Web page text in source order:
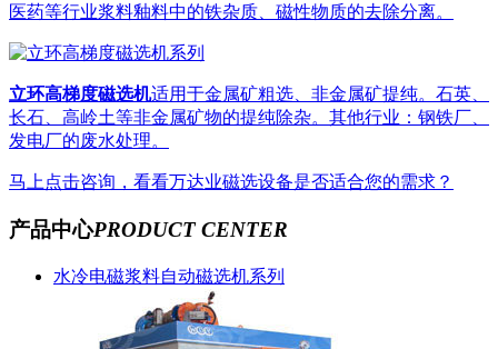
医药等行业浆料釉料中的铁杂质、磁性物质的去除分离。
立环高梯度磁选机适用于金属矿粗选、非金属矿提纯。石英、
长石、高岭土等非金属矿物的提纯除杂。其他行业：钢铁厂、
发电厂的废水处理。
马上点击咨询，看看万达业磁选设备是否适合您的需求？
产品中心PRODUCT CENTER
水冷电磁浆料自动磁选机系列